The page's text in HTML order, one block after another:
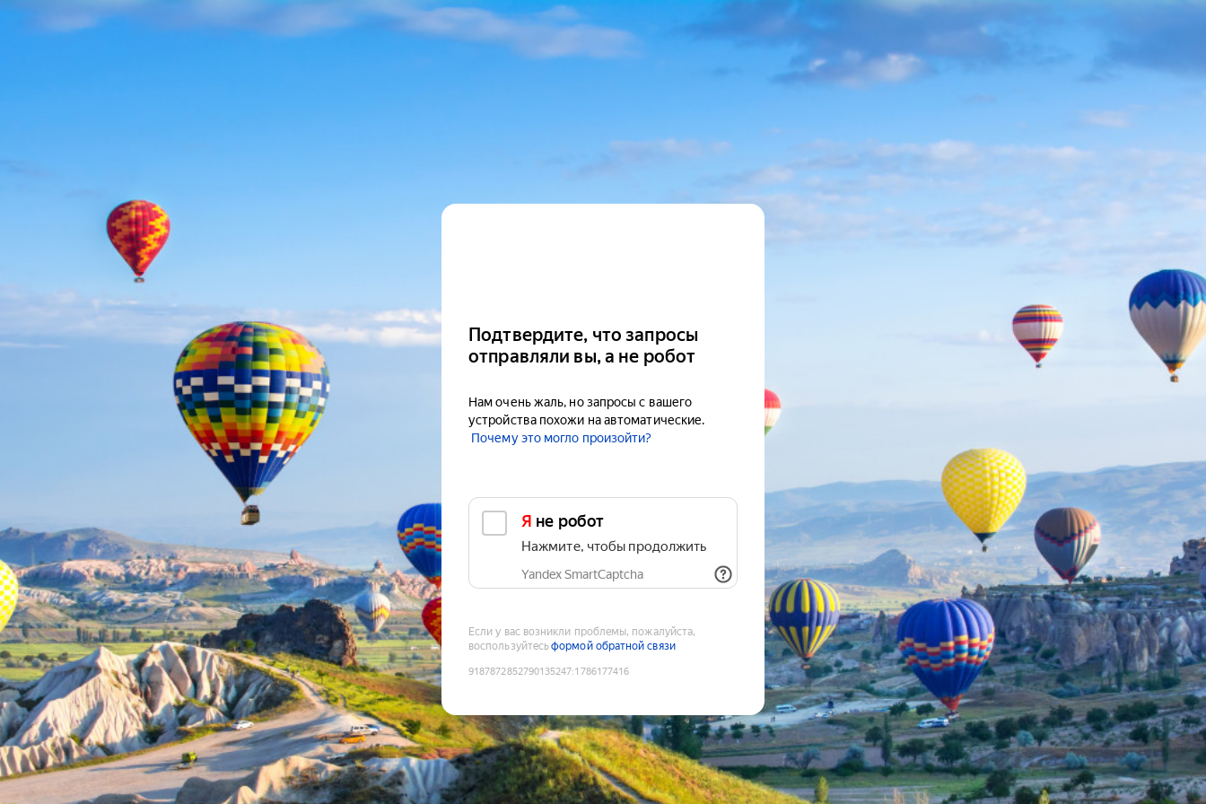
Подтвердите, что запросы
отправляли вы, а не робот
Нам очень жаль, но запросы с вашего
устройства похожи на автоматические.
Почему это могло произойти?
Я не робот
Нажмите, чтобы продолжить
Yandex SmartCaptcha
Если у вас возникли проблемы, пожалуйста,
воспользуйтесьформой обратной связи
9187872852790135247:1786177416